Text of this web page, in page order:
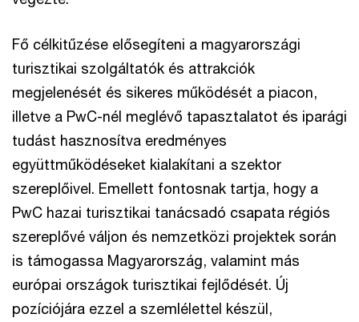
Fő célkitűzése elősegíteni a magyarországi
turisztikai szolgáltatók és attrakciók
megjelenését és sikeres működését a piacon,
illetve a PwC-nél meglévő tapasztalatot és iparági
tudást hasznosítva eredményes
együttműködéseket kialakítani a szektor
szereplőivel. Emellett fontosnak tartja, hogy a
PwC hazai turisztikai tanácsadó csapata régiós
szereplővé váljon és nemzetközi projektek során
is támogassa Magyarország, valamint más
európai országok turisztikai fejlődését. Új
pozíciójára ezzel a szemlélettel készül,